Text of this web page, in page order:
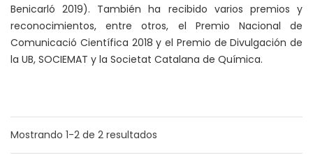
Benicarló 2019). También ha recibido varios premios y
reconocimientos, entre otros, el Premio Nacional de
Comunicació Científica 2018 y el Premio de Divulgación de
la UB, SOCIEMAT y la Societat Catalana de Química.
Mostrando 1-2 de 2 resultados